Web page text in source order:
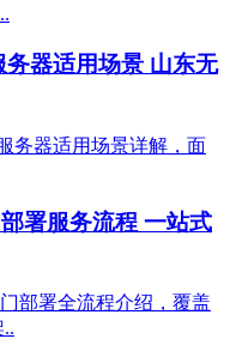
器适用场景 山东无
务器适用场景详解，面
署服务流程 一站式
部署全流程介绍，覆盖